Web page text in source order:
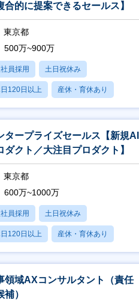
合的に提案できるセールス】
東京都
500万~900万
員採用 土日祝休み
120日以上 産休・育休あり
不問
タープライズセールス【新規AI
ダクト／大注目プロダクト】
東京都
600万~1000万
員採用 土日祝休み
120日以上 産休・育休あり
不問
領域AXコンサルタント（責任
補）